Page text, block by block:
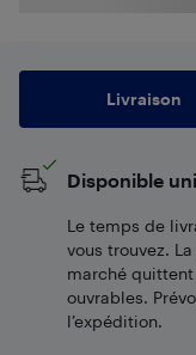
Livraison
Disponible
Le temps de
vous trouvez.
marché quittent
ouvrables.
l’expédition.